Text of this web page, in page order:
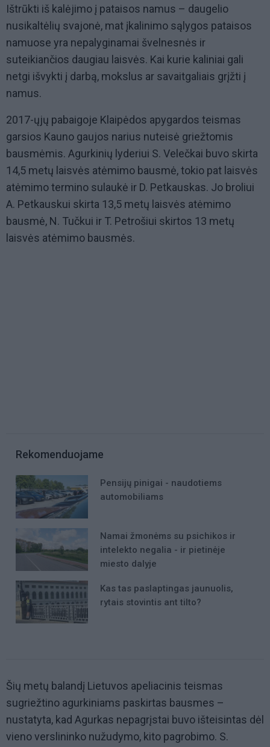
Ištrūkti iš kalėjimo į pataisos namus – daugelio
nusikaltėlių svajonė, mat įkalinimo sąlygos pataisos
namuose yra nepalyginamai švelnesnės ir
suteikiančios daugiau laisvės. Kai kurie kaliniai gali
netgi išvykti į darbą, mokslus ar savaitgaliais grįžti į
namus.
2017-ųjų pabaigoje Klaipėdos apygardos teismas
garsios Kauno gaujos narius nuteisė griežtomis
bausmėmis. Agurkinių lyderiui S. Velečkai buvo skirta
14,5 metų laisvės atėmimo bausmė, tokio pat laisvės
atėmimo termino sulaukė ir D. Petkauskas. Jo broliui
A. Petkauskui skirta 13,5 metų laisvės atėmimo
bausmė, N. Tučkui ir T. Petrošiui skirtos 13 metų
laisvės atėmimo bausmės.
Rekomenduojame
Pensijų pinigai - naudotiems
automobiliams
Namai žmonėms su psichikos ir
intelekto negalia - ir pietinėje
miesto dalyje
Kas tas paslaptingas jaunuolis,
rytais stovintis ant tilto?
Šių metų balandį Lietuvos apeliacinis teismas
sugriežtino agurkiniams paskirtas bausmes –
nustatyta, kad Agurkas nepagrįstai buvo išteisintas dėl
vieno verslininko nužudymo, kito pagrobimo. S.